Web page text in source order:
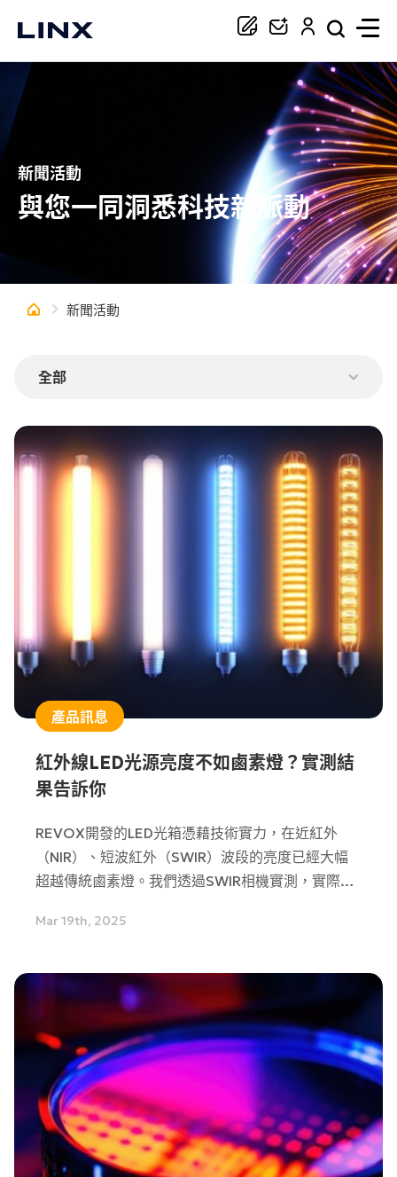
你正在尋找協助嗎？
搜尋
新聞活動
與您一同洞悉科技新脈動
新聞活動
全部
產品訊息
紅外線LED光源亮度不如鹵素燈？實測結
果告訴你
REVOX開發的LED光箱憑藉技術實力，在近紅外
（NIR）、短波紅外（SWIR）波段的亮度已經大幅
超越傳統鹵素燈。我們透過SWIR相機實測，實際對
的亮度表現，一起看看哪種光箱表現更好吧！
Mar 19th, 2025